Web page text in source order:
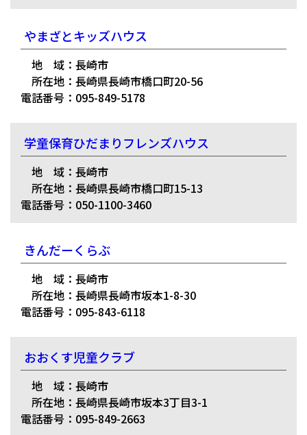
やまざとキッズハウス
地 域：長崎市
所在地：長崎県長崎市橋口町20-56
電話番号：095-849-5178
学童保育ひだまりフレンズハウス
地 域：長崎市
所在地：長崎県長崎市橋口町15-13
電話番号：050-1100-3460
きんだーくらぶ
地 域：長崎市
所在地：長崎県長崎市坂本1-8-30
電話番号：095-843-6118
おおくす児童クラブ
地 域：長崎市
所在地：長崎県長崎市坂本3丁目3-1
電話番号：095-849-2663